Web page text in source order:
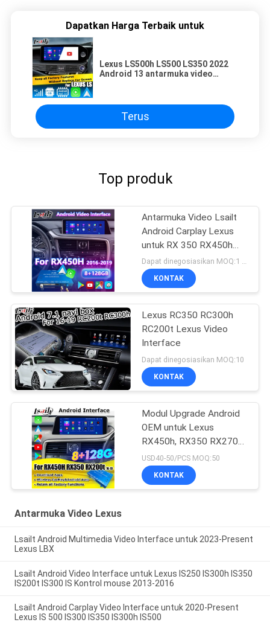
Dapatkan Harga Terbaik untuk
Lexus LS500h LS500 LS350 2022
Android 13 antarmuka video
Terus
Top produk
Antarmuka Video Lsailt
Android Carplay Lexus
untuk RX 350 RX450h
RX200t RX350L RX450L
RX300 RX350 2016-
2019
Dapat dinegosiasikan MOQ:1 Set
KONTAK
Lexus RC350 RC300h
RC200t Lexus Video
Interface
Dapat dinegosiasikan MOQ:10
KONTAK
Modul Upgrade Android
OEM untuk Lexus
RX450h, RX350 RX270
2016-2021 Integrasi
Wireless CarPlay, Android
Auto, YouTube, NetFlix
USD40-50/PCS MOQ:50
KONTAK
Antarmuka Video Lexus
Lsailt Android Multimedia Video Interface untuk 2023-Present
Lexus LBX
Lsailt Android Video Interface untuk Lexus IS250 IS300h IS350
IS200t IS300 IS Kontrol mouse 2013-2016
Lsailt Android Carplay Video Interface untuk 2020-Present
Lexus IS 500 IS300 IS350 IS300h IS500